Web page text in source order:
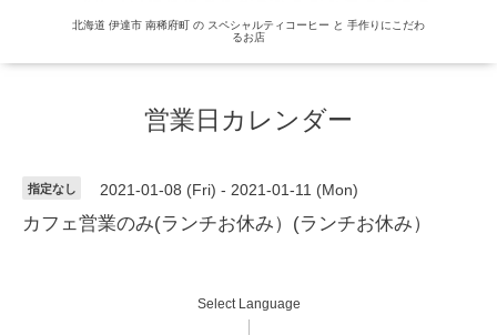
北海道 伊達市 南稀府町 の スペシャルティコーヒー と 手作りにこだわ
るお店
営業日カレンダー
指定なし 2021-01-08 (Fri) - 2021-01-11 (Mon)
カフェ営業のみ(ランチお休み）(ランチお休み）
Select Language